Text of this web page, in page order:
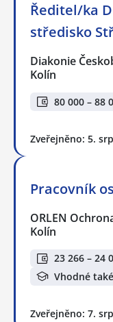
Ředitel/ka
středisko
Diakonie
Kolín
80 000 – 88
Zveřejněno: 5.
Pracovník
ORLEN
Kolín
23 266 – 24
Vhodné
Zveřejněno: 7.